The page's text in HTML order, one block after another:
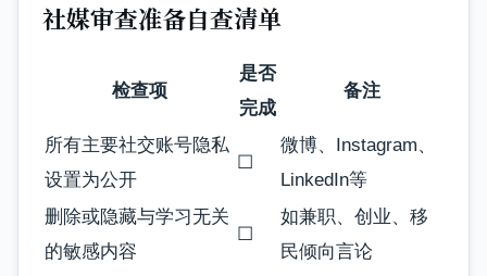
社媒审查准备自查清单
检查项
是否
完成
备注
所有主要社交账号隐私
设置为公开
☐
微博、Instagram、
LinkedIn等
删除或隐藏与学习无关
的敏感内容
☐
如兼职、创业、移
民倾向言论